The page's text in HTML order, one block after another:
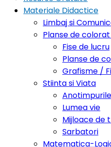
Materiale Didactice
Limbaj si
Planse de
Fise de lucru
Planse de
Grafisme /
Stiinta si Viata
Lumea vie
Mijloace de
Sarbatori
Matematica-